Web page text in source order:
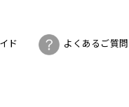
ド よくあるご質問